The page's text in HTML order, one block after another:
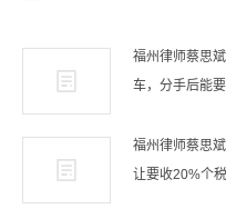
福州律师蔡思
车，分手后能要
福州律师蔡思
让要收20%个